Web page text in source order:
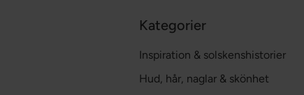
Kategorier
Inspiration & solskenshistorier
Hud, hår, naglar & skönhet